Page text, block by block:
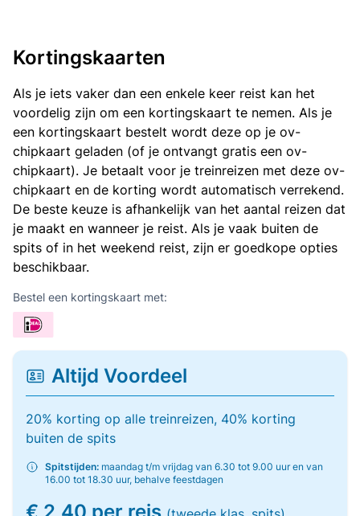
Kortingskaarten
Als je iets vaker dan een enkele keer reist kan het
voordelig zijn om een kortingskaart te nemen. Als je
een kortingskaart bestelt wordt deze op je ov-
chipkaart geladen (of je ontvangt gratis een ov-
chipkaart). Je betaalt voor je treinreizen met deze ov-
chipkaart en de korting wordt automatisch verrekend.
De beste keuze is afhankelijk van het aantal reizen dat
je maakt en wanneer je reist. Als je vaak buiten de
spits of in het weekend reist, zijn er goedkope opties
beschikbaar.
Bestel een kortingskaart met:
Altijd Voordeel
20% korting op alle treinreizen, 40% korting
buiten de spits
Spitstijden: maandag t/m vrijdag van 6.30 tot 9.00 uur en van
16.00 tot 18.30 uur, behalve feestdagen